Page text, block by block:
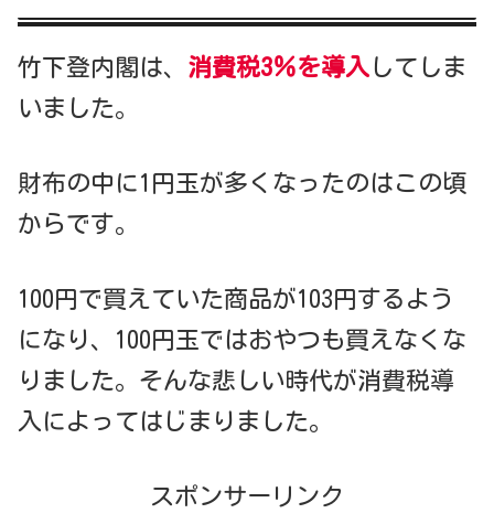
竹下登内閣は、 消費税3％を導入 してしま
いました。
財布の中に1円玉が多くなったのはこの頃
からです。
100円で買えていた商品が103円するよう
になり、100円玉ではおやつも買えなくな
りました。そんな悲しい時代が消費税導
入によってはじまりました。
スポンサーリンク